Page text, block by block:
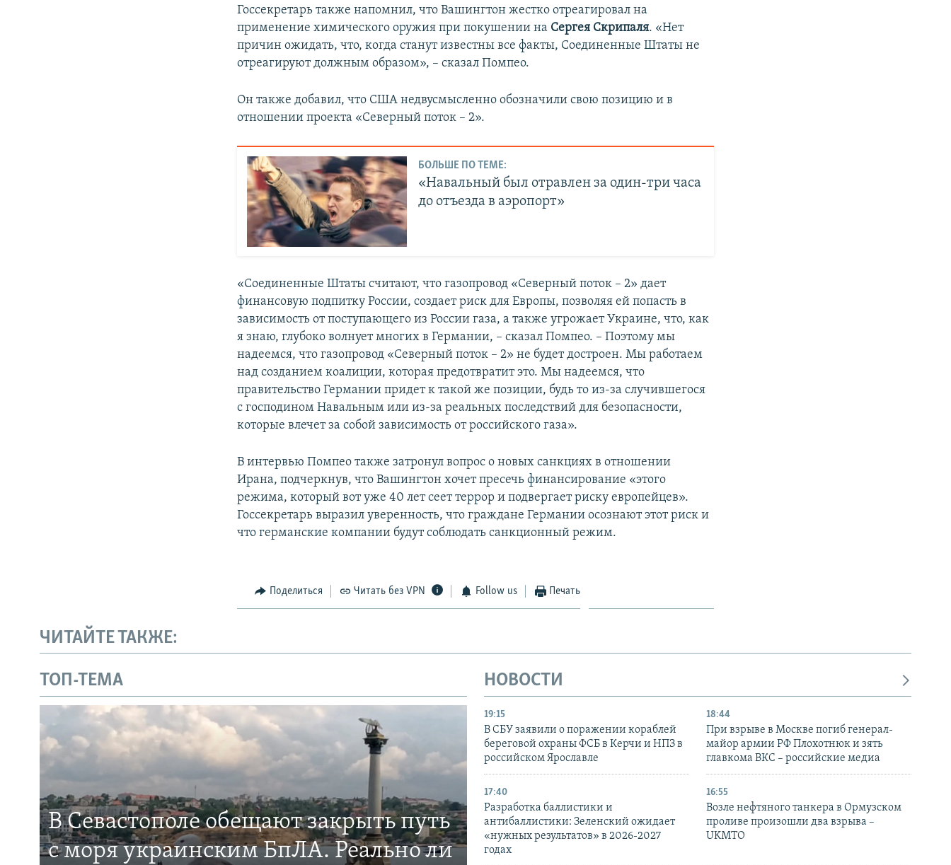
Госсекретарь также напомнил, что Вашингтон жестко отреагировал на
применение химического оружия при покушении на Сергея Скрипаля. «Нет
причин ожидать, что, когда станут известны все факты, Соединенные Штаты не
отреагируют должным образом», – сказал Помпео.
Он также добавил, что США недвусмысленно обозначили свою позицию и в
отношении проекта «Северный поток – 2».
БОЛЬШЕ ПО ТЕМЕ:
«Навальный был отравлен за один-три часа
до отъезда в аэропорт»
«Соединенные Штаты считают, что газопровод «Северный поток – 2» дает
финансовую подпитку России, создает риск для Европы, позволяя ей попасть в
зависимость от поступающего из России газа, а также угрожает Украине, что, как
я знаю, глубоко волнует многих в Германии, – сказал Помпео. – Поэтому мы
надеемся, что газопровод «Северный поток – 2» не будет достроен. Мы работаем
над созданием коалиции, которая предотвратит это. Мы надеемся, что
правительство Германии придет к такой же позиции, будь то из-за случившегося
с господином Навальным или из-за реальных последствий для безопасности,
которые влечет за собой зависимость от российского газа».
В интервью Помпео также затронул вопрос о новых санкциях в отношении
Ирана, подчеркнув, что Вашингтон хочет пресечь финансирование «этого
режима, который вот уже 40 лет сеет террор и подвергает риску европейцев».
Госсекретарь выразил уверенность, что граждане Германии осознают этот риск и
что германские компании будут соблюдать санкционный режим.
Поделиться Читать без VPN Follow us Печать
ЧИТАЙТЕ ТАКЖЕ:
ТОП-ТЕМА
В Севастополе обещают закрыть путь
с моря украинским БпЛА. Реально ли
НОВОСТИ
19:15
В СБУ заявили о поражении кораблей
береговой охраны ФСБ в Керчи и НПЗ в
российском Ярославле
18:44
При взрыве в Москве погиб генерал-
майор армии РФ Плохотнюк и зять
главкома ВКС – российские медиа
17:40
Разработка баллистики и
антибаллистики: Зеленский ожидает
«нужных результатов» в 2026-2027
годах
16:55
Возле нефтяного танкера в Ормузском
проливе произошли два взрыва –
UKMTO